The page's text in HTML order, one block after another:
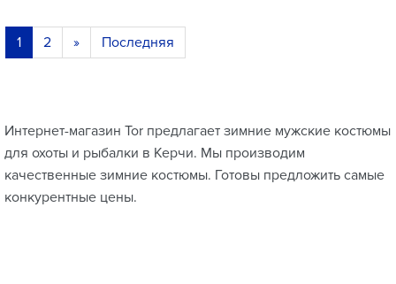
1 2 » Последняя
Интернет-магазин Tor предлагает зимние мужские костюмы
для охоты и рыбалки в Керчи. Мы производим
качественные зимние костюмы. Готовы предложить самые
конкурентные цены.